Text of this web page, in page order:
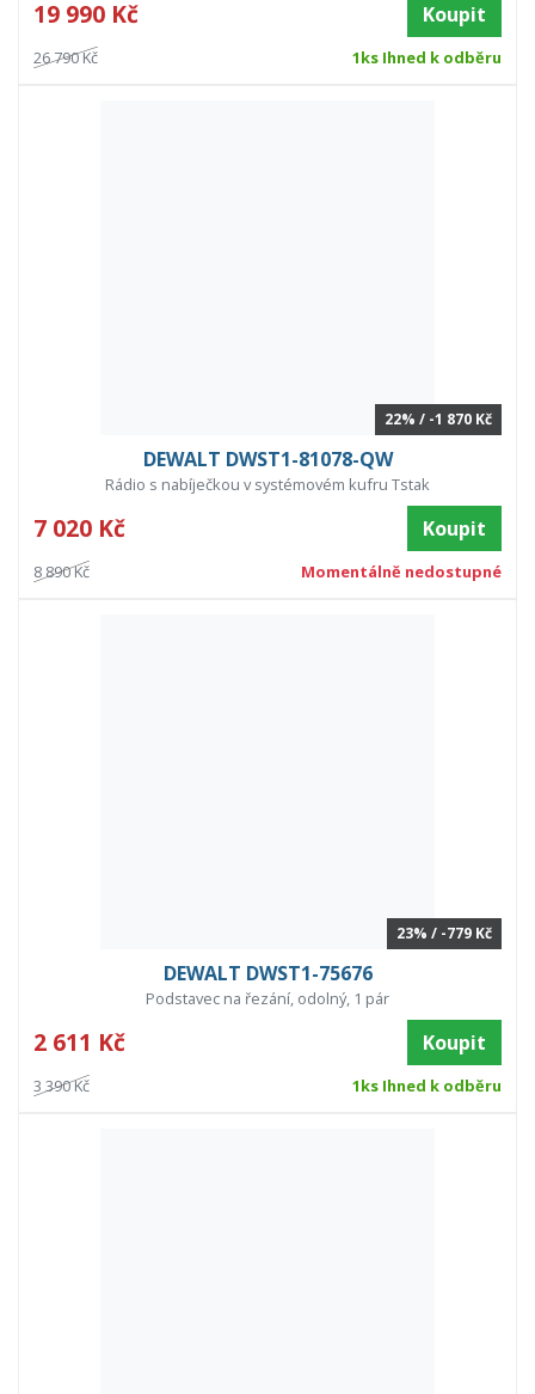
19 990 Kč Koupit
26 790 Kč 1ks Ihned k odběru
22% / -1 870 Kč
DEWALT DWST1-81078-QW
Rádio s nabíječkou v systémovém kufru Tstak
7 020 Kč Koupit
8 890 Kč Momentálně nedostupné
23% / -779 Kč
DEWALT DWST1-75676
Podstavec na řezání, odolný, 1 pár
2 611 Kč Koupit
3 390 Kč 1ks Ihned k odběru